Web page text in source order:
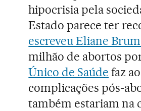
hipocrisia pela
Estado parece ter
escreveu Eliane
milhão de abortos
Único de Saúde faz
complicações pós-
também estariam na